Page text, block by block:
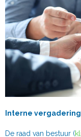
Interne
De raad van bestuur (